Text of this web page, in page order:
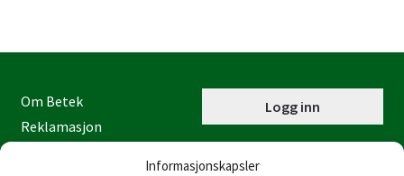
Informasjonskapsler
Logg inn
Om Betek
Reklamasjon